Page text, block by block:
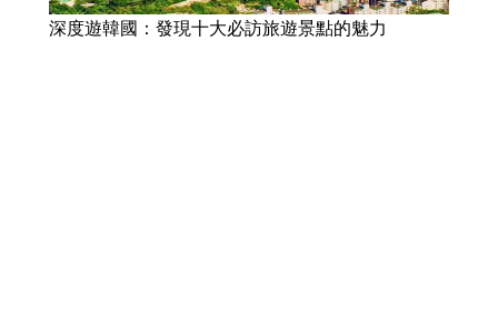
深度遊韓國：發現十大必訪旅遊景點的魅力